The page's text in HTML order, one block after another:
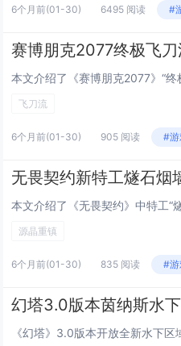
6个月前(01-30) 6495 阅读 #
飞刀流
6个月前(01-30) 905 阅读 #游
源晶重镇
6个月前(01-30) 835 阅读 #游